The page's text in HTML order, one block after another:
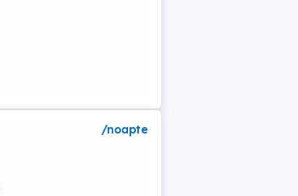
/noapte